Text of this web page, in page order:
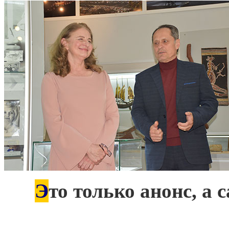
Это только анонс, а